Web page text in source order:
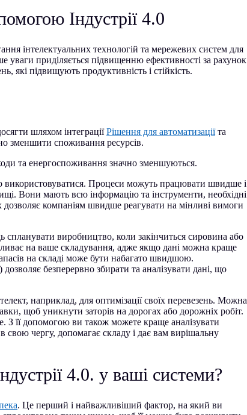
Індустрії 4.0
інтелектуальних технологій та мережевих систем для
уваги приділяється підвищенню ефективності за рахунок
які підвищують продуктивність і стійкість.
шляхом інтеграціїРішення для автоматизаціїта
зменшити споживання ресурсів.
та енергоспоживання значно зменшуються.
використовуватися. Процеси можуть працювати швидше і
Вони мають всю інформацію та інструменти, необхідні
компаніям швидше реагувати на мінливі вимоги
виробництво, коли закінчиться сировина або
на ваше складування, адже якщо дані можна краще
на складі може бути набагато швидшою.
безперервно збирати та аналізувати дані, що
наприклад, для оптимізації своїх перевезень. Можна
щоб уникнути заторів на дорогах або дорожніх робіт.
її допомогою ви також можете краще аналізувати
свою чергу, допомагає складу і дає вам вирішальну
4.0. у ваші системи?
. Це перший і найважливіший фактор, на який ви